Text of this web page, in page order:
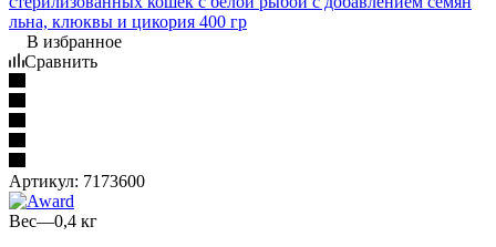
В избранное
Сравнить
Артикул: 7173600
Вес—0,4 кг